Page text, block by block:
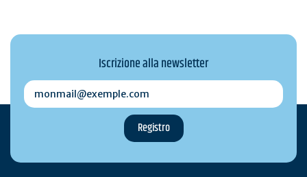
Iscrizione alla newsletter
monmail@exemple.com